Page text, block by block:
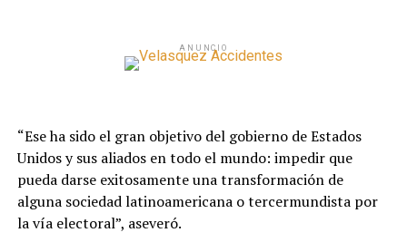
ANUNCIO
“Ese ha sido el gran objetivo del gobierno de Estados
Unidos y sus aliados en todo el mundo: impedir que
pueda darse exitosamente una transformación de
alguna sociedad latinoamericana o tercermundista por
la vía electoral”, aseveró.